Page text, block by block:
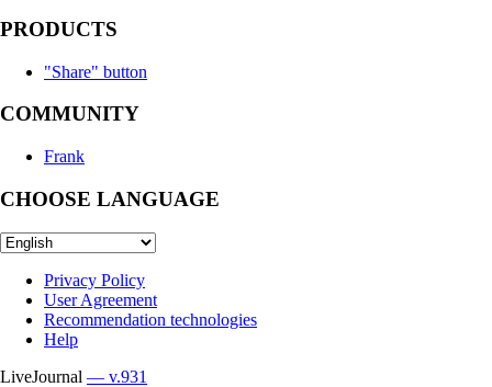
PRODUCTS
"Share" button
COMMUNITY
Frank
CHOOSE LANGUAGE
Privacy Policy
User Agreement
Recommendation technologies
Help
LiveJournal — v.931